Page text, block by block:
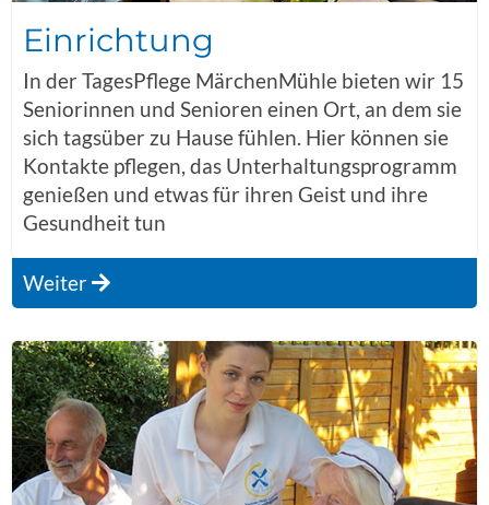
Einrichtung
In der TagesPflege MärchenMühle bieten wir 15
Seniorinnen und Senioren einen Ort, an dem sie
sich tagsüber zu Hause fühlen. Hier können sie
Kontakte pflegen, das Unterhaltungsprogramm
genießen und etwas für ihren Geist und ihre
Gesundheit tun
Weiter